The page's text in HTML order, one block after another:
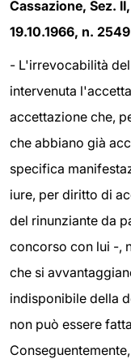
Cassazione, Sez.
19.10.1966, n. 2549
- L'irrevocabilità
intervenuta
accettazione che,
che abbiano già
specifica
iure, per diritto di
del rinunziante da
concorso con lui -,
che si
indisponibile della
non può essere